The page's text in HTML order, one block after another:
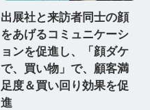
出展社と来訪者同士の顔
をあげるコミュニケーシ
ョンを促進し、「顔ダケ
で、買い物」で、顧客満
足度＆買い回り効果を促
進